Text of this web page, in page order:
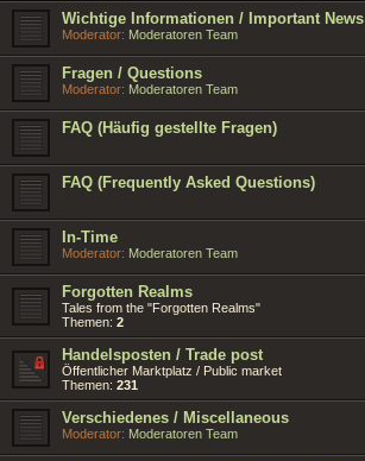
Wichtige Informationen / Important News
Moderator: Moderatoren Team
Fragen / Questions
Moderator: Moderatoren Team
FAQ (Häufig gestellte Fragen)
FAQ (Frequently Asked Questions)
In-Time
Moderator: Moderatoren Team
Forgotten Realms
Tales from the "Forgotten Realms"
Themen: 2
Handelsposten / Trade post
Öffentlicher Marktplatz / Public market
Themen: 231
Verschiedenes / Miscellaneous
Moderator: Moderatoren Team